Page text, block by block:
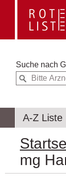
Suche nach
A-Z Liste
mg